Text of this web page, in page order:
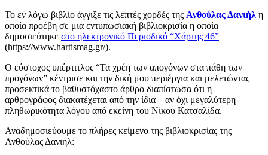
Το εν λόγω βιβλίο άγγιξε τις λεπτές χορδές της Ανθούλας Δανιήλ η
οποία προέβη σε μια εντυπωσιακή βιβλιοκρισία η οποία
δημοσιεύτηκε στο ηλεκτρονικό Περιοδικό “Χάρτης 46”
(https://www.hartismag.gr/).
Ο εύστοχος υπέρτιτλος “Τα χρέη των απογόνων στα πάθη των
προγόνων” κέντρισε και την δική μου περιέργια και μελετώντας
προσεκτικά το βαθυστόχαστο άρθρο διαπίστωσα ότι η
αρθρογράφος διακατέχεται από την ίδια – αν όχι μεγαλύτερη
πληθωρικότητα λόγου από εκείνη του Νίκου Κατσαλίδα.
Αναδημοσιεύουμε το πλήρες κείμενο της βιβλιοκρισίας της
Ανθούλας Δανιήλ: